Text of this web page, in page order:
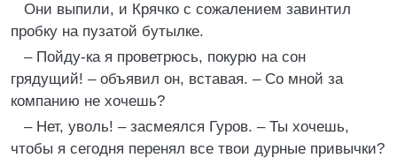
Они выпили, и Крячко с сожалением завинтил
пробку на пузатой бутылке.
– Пойду-ка я проветрюсь, покурю на сон
грядущий! – объявил он, вставая. – Со мной за
компанию не хочешь?
– Нет, уволь! – засмеялся Гуров. – Ты хочешь,
чтобы я сегодня перенял все твои дурные привычки?